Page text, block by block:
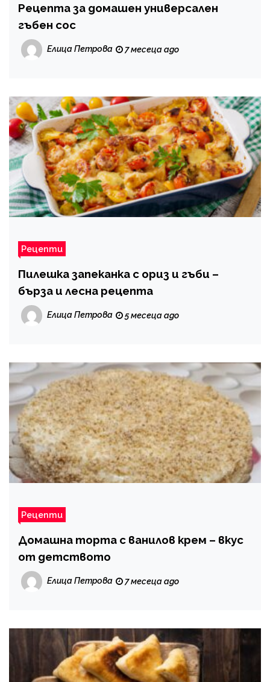
Рецепта за домашен универсален
гъбен сос
Елица Петрова 7 месеца ago
Рецепти
Пилешка запеканка с ориз и гъби –
бърза и лесна рецепта
Елица Петрова 5 месеца ago
Рецепти
Домашна торта с ванилов крем – вкус
от детството
Елица Петрова 7 месеца ago